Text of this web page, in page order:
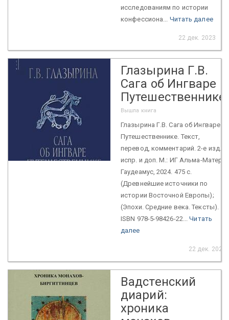
исследованиям по истории
конфессиона... Читать далее
22 дек. 2023
Глазырина Г.В.
Сага об Ингваре
Путешественнике
Вышла книга
Глазырина Г.В. Сага об Ингваре
Путешественнике. Текст,
перевод, комментарий. 2-е изд.,
испр. и доп. М.: ИГ Альма-Матер;
Гаудеамус, 2024. 475 с.
(Древнейшие источники по
истории Восточной Европы);
(Эпохи. Средние века. Тексты).
ISBN 978-5-98426-22...Читать
далее
22 дек. 2023
Вадстенский
диарий:
хроника